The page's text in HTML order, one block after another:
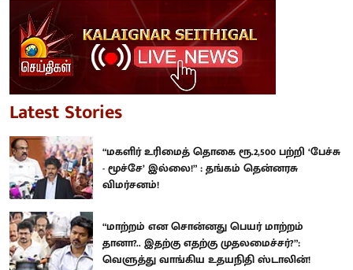
Latest Stories
“மகளிர் உரிமைத் தொகை ரூ.2,500 பற்றி ‘பேச்சு
- மூச்சே’ இல்லை!” : தங்கம் தென்னரசு
விமர்சனம்!
“மாற்றம் என சொன்னது பெயர் மாற்றம்
தானா?.. இதற்கு எதற்கு முதலமைச்சர்?”:
வெளுத்து வாங்கிய உதயநிதி ஸ்டாலின்!